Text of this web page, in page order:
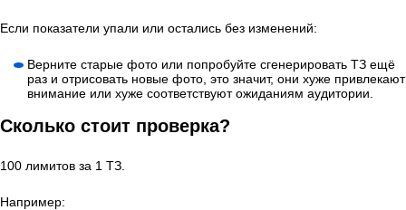
Если показатели упали или остались без изменений:
Верните старые фото или попробуйте сгенерировать ТЗ ещё
раз и отрисовать новые фото, это значит, они хуже привлекают
внимание или хуже соответствуют ожиданиям аудитории.
Сколько стоит проверка?
100 лимитов за 1 ТЗ.
Например: